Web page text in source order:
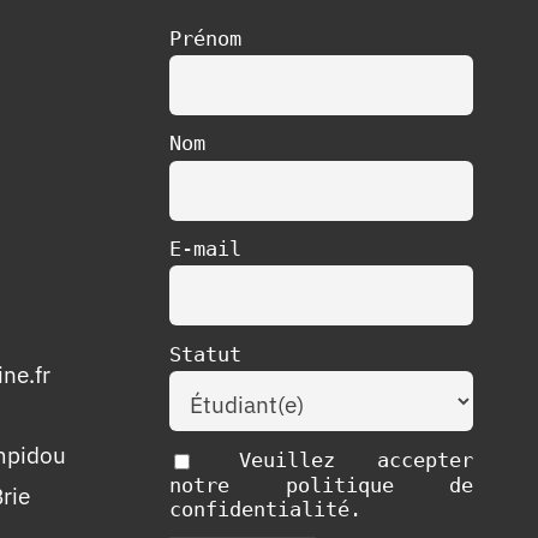
Prénom
Nom
E-mail
Statut
Veuillez accepter
notre politique de
confidentialité.